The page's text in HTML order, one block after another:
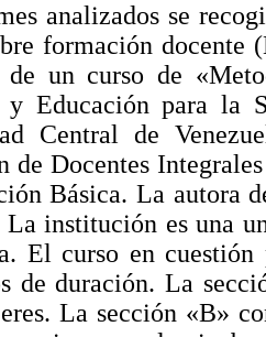
analizados se
formación docente
de un curso de
y Educación para la
Central de
de Docentes
Básica. La autora
La institución es una
El curso en cuestión
de duración. La
La sección «B»